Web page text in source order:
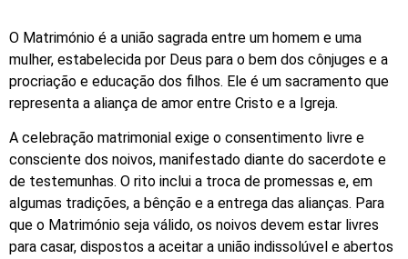
O Matrimónio é a união sagrada entre um homem e uma
mulher, estabelecida por Deus para o bem dos cônjuges e a
procriação e educação dos filhos. Ele é um sacramento que
representa a aliança de amor entre Cristo e a Igreja.
A celebração matrimonial exige o consentimento livre e
consciente dos noivos, manifestado diante do sacerdote e
de testemunhas. O rito inclui a troca de promessas e, em
algumas tradições, a bênção e a entrega das alianças. Para
que o Matrimónio seja válido, os noivos devem estar livres
para casar, dispostos a aceitar a união indissolúvel e abertos